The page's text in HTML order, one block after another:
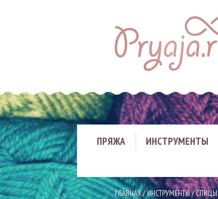
ПРЯЖА ИНСТРУМЕНТЫ
ГЛАВНАЯ/ИНСТРУМЕНТЫ/СПИЦЫ